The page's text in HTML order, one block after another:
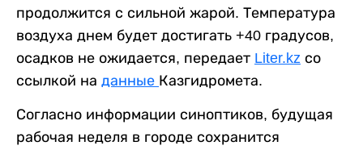
продолжится с сильной жарой. Температура
воздуха днем будет достигать +40 градусов,
осадков не ожидается, передает Liter.kz со
ссылкой на данные Казгидромета.
Согласно информации синоптиков, будущая
рабочая неделя в городе сохранится